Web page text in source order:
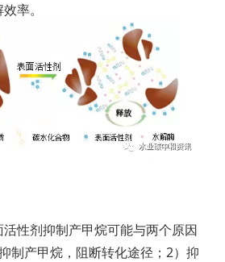
率。
性剂抑制产甲烷可能与两个原因
制产甲烷，阻断转化途径；2）抑